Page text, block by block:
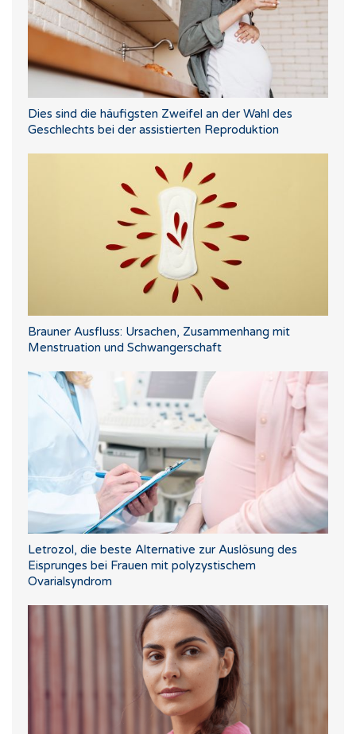
Dies sind die häufigsten Zweifel an der Wahl des
Geschlechts bei der assistierten Reproduktion
Brauner Ausfluss: Ursachen, Zusammenhang mit
Menstruation und Schwangerschaft
Letrozol, die beste Alternative zur Auslösung des
Eisprunges bei Frauen mit polyzystischem
Ovarialsyndrom